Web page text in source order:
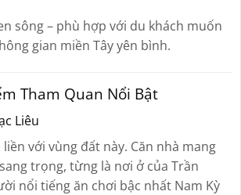
sông– phù hợp với du khách muốn
gian miền Tây yên bình.
Tham Quan Nổi Bật
Liêu
với vùng đất này. Căn nhà mang
trọng, từng là nơi ở của Trần
nổi tiếng ăn chơi bậc nhất Nam Kỳ